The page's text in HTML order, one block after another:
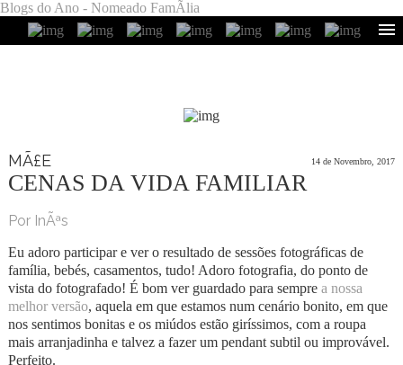
Blogs do Ano - Nomeado FamÃ­lia
MÃ£E 14 de Novembro, 2017
CENAS DA VIDA FAMILIAR
Por InÃªs
Eu adoro participar e ver o resultado de sessões fotográficas de
família, bebés, casamentos, tudo! Adoro fotografia, do ponto de
vista do fotografado! É bom ver guardado para sempre a nossa
melhor versão, aquela em que estamos num cenário bonito, em que
nos sentimos bonitas e os miúdos estão giríssimos, com a roupa
mais arranjadinha e talvez a fazer um pendant subtil ou improvável.
Perfeito.